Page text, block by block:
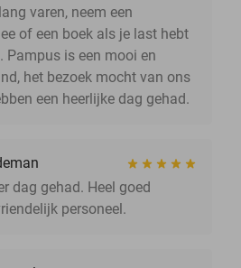
varen, neem een
of een boek als je last hebt
Pampus is een mooi en
het bezoek mocht van ons
een heerlijke dag gehad.
dag gehad. Heel goed
personeel.